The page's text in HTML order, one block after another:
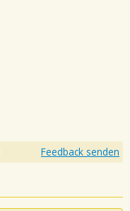
Feedback senden